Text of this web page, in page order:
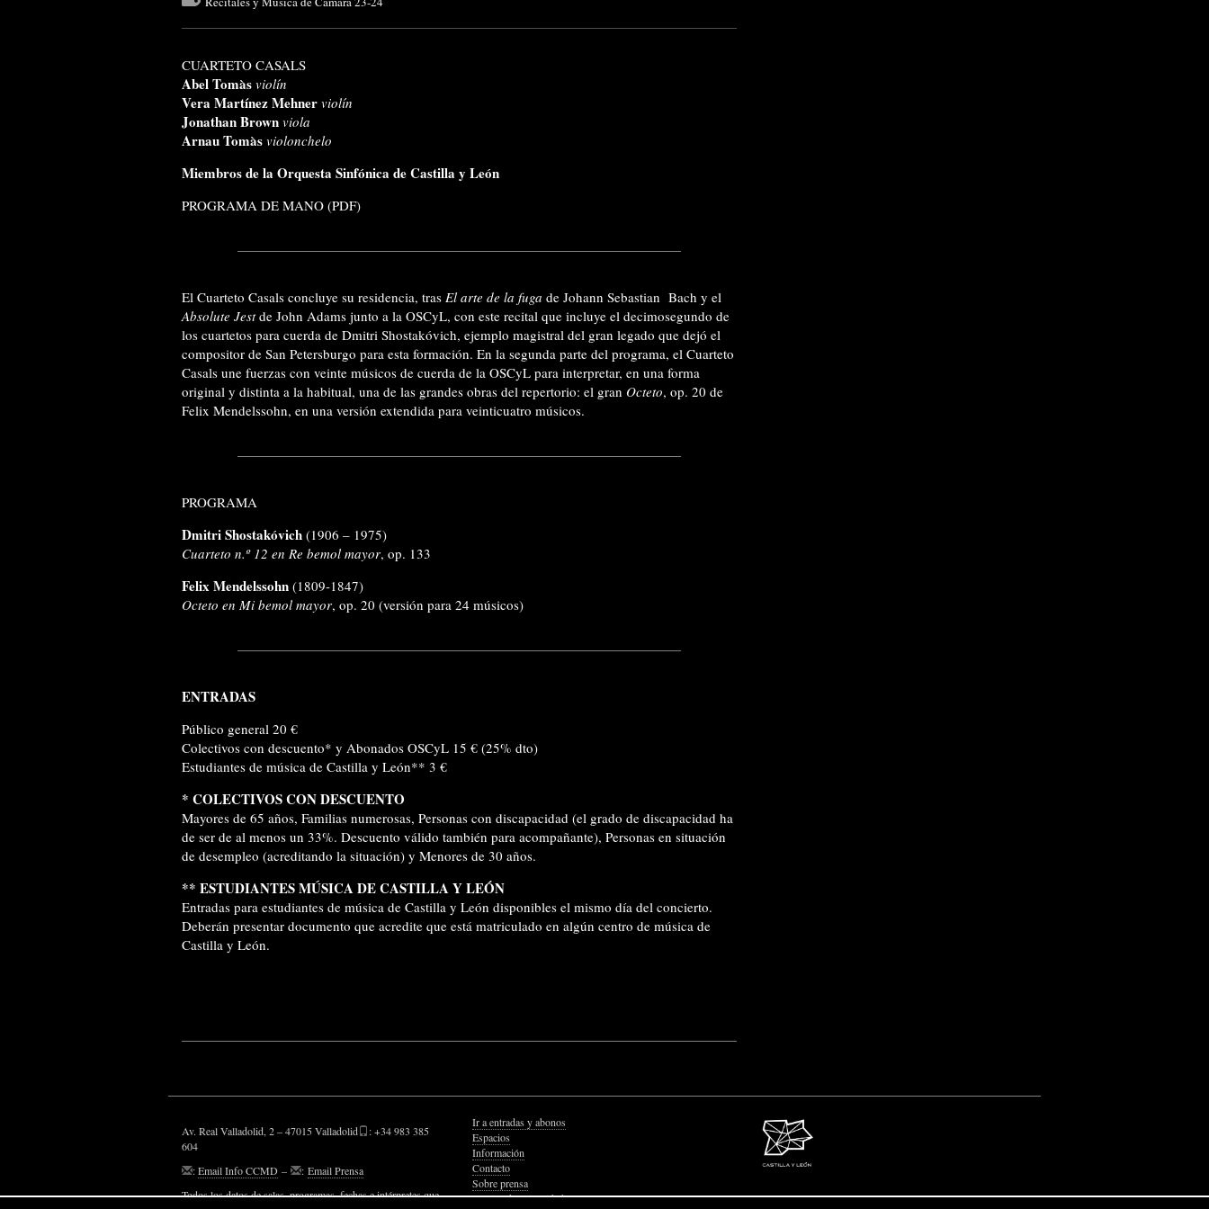
CUARTETO CASALS
Abel Tomàs violín
Vera Martínez Mehner violín
Jonathan Brown viola
Arnau Tomàs violonchelo
Miembros de la Orquesta Sinfónica de Castilla y León
PROGRAMA DE MANO (PDF)
El Cuarteto Casals concluye su residencia, tras El arte de la fuga de Johann Sebastian Bach y el
Absolute Jestde John Adams junto a la OSCyL, con este recital que incluye el decimosegundo de
los cuartetos para cuerda de Dmitri Shostakóvich, ejemplo magistral del gran legado que dejó el
compositor de San Petersburgo para esta formación. En la segunda parte del programa, el Cuarteto
Casals une fuerzas con veinte músicos de cuerda de la OSCyL para interpretar, en una forma
original y distinta a la habitual, una de las grandes obras del repertorio: el gran Octeto, op. 20 de
Felix Mendelssohn, en una versión extendida para veinticuatro músicos.
PROGRAMA
Dmitri Shostakóvich (1906 – 1975)
Cuarteto n.º 12 en Re bemol mayor, op. 133
Felix Mendelssohn (1809-1847)
Octeto en Mi bemol mayor, op. 20 (versión para 24 músicos)
ENTRADAS
Público general 20 €
Colectivos con descuento* y Abonados OSCyL 15 € (25% dto)
Estudiantes de música de Castilla y León** 3 €
* COLECTIVOS CON DESCUENTO
Mayores de 65 años, Familias numerosas, Personas con discapacidad (el grado de discapacidad ha
de ser de al menos un 33%. Descuento válido también para acompañante), Personas en situación
de desempleo (acreditando la situación) y Menores de 30 años.
** ESTUDIANTES MÚSICA DE CASTILLA Y LEÓN
Entradas para estudiantes de música de Castilla y León disponibles el mismo día del concierto.
Deberán presentar documento que acredite que está matriculado en algún centro de música de
Castilla y León.
Av. Real Valladolid, 2 – 47015 Valladolid
: +34 983 385
604
:Email Info CCMD – : Email Prensa
Todos los datos de salas, programas, fechas e intérpretes que
Ir a entradas y abonos
Espacios
Información
Contacto
Sobre prensa
Política de Privacidad